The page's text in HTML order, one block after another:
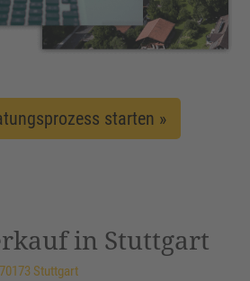
starten »
in Stuttgart
Stuttgart